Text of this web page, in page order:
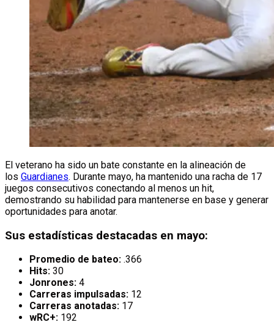
El veterano ha sido un bate constante en la alineación de
los Guardianes. Durante mayo, ha mantenido una racha de 17
juegos consecutivos conectando al menos un hit,
demostrando su habilidad para mantenerse en base y generar
oportunidades para anotar.
Sus estadísticas destacadas en mayo:
Promedio de bateo: .366
Hits: 30
Jonrones: 4
Carreras impulsadas: 12
Carreras anotadas: 17
wRC+: 192